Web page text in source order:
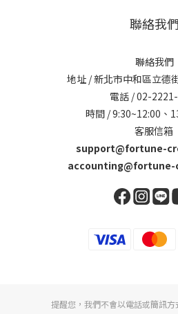
聯絡我們
聯絡我們
地址 / 新北市中和區立德
電話 / 02-
時間 / 9:30~12:00、
客服信箱
support@fortune-
提醒您，我們不會以電話或簡訊方